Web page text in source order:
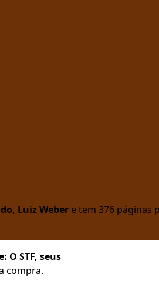
Luiz Weber e tem 376 páginas
O STF, seus
compra.